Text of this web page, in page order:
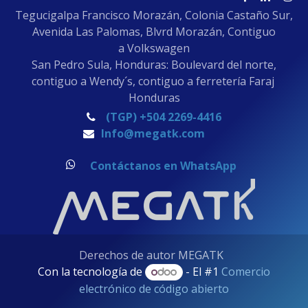
Tegucigalpa Francisco Morazán, Colonia Castaño Sur,
Avenida Las Palomas, Blvrd Morazán, Contiguo
a Volkswagen
San Pedro Sula, Honduras: Boulevard del norte,
contiguo a Wendy´s, contiguo a ferretería Faraj
Honduras
(TGP) +504 2269-4416
Info@megatk.com
Contáctanos en WhatsApp
Derechos de autor MEGATK
Con la tecnología de
- El #1 Comercio
electrónico de código abierto